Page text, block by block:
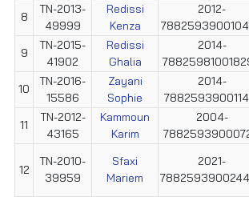
8
TN-2013-
49999
Redissi
Kenza
2012-
9
TN-2015-
41902
Redissi
Ghalia
2014-
10
TN-2016-
15586
Zayani
Sophie
2014-
11
TN-2012-
43165
Kammoun
Karim
2004-
12
TN-2010-
39959
Sfaxi
Mariem
2021-